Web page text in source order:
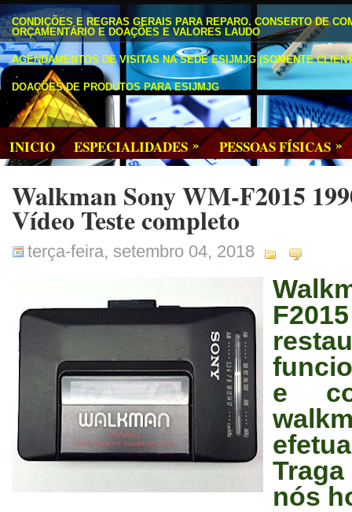
CONDIÇÕES E REGRAS GERAIS PARA REPARO. CONSERTO DE
ORÇAMENTÁRIO E DOAÇÕES E VALORES LAUDO
AGENDAMENTOS DE VISITAS NA SEDE ESIJMJG (SOMENTE
DOAÇÕES DE PRODUTOS PARA ESIJMJG
INICIO ESPECIALIDADES » PESSOAS FÍSICAS »
Walkman Sony WM-F2015
Vídeo Teste completo
terça-feira, setembro 04, 2018
e
nós